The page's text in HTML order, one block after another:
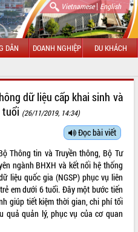
Vietnamese| English
DÂN DOANH NGHIỆP DU KHÁCH
dữ liệu cấp khai sinh và
tuổi (26/11/2019, 14:34)
Đọc bài viết
Thông tin và Truyền thông, Bộ Tư
ngành BHXH và kết nối hệ thống
liệu quốc gia (NGSP) phục vụ liên
em dưới 6 tuổi. Đây một bước tiến
giúp tiết kiệm thời gian, chi phí tối
quả quản lý, phục vụ của cơ quan